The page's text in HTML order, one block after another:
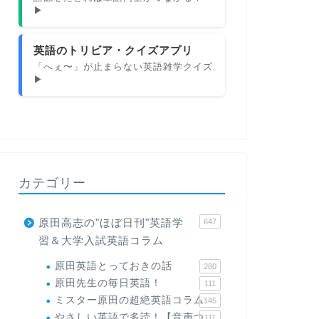
▶
英語のトリビア・クイズアプリ
「へぇ〜」が止まらない英語雑学クイズ
▶
カテゴリー
原田高志の"ほぼ日刊"英語学
習＆大学入試英語コラム
647
原田英語とっておきの話 280
原田先生の毎日英語！ 111
ミスター原田の超絶英語コラム145